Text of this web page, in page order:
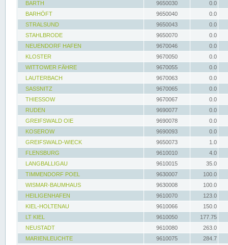
BARTH
9650030
0.0
BARHÖFT
9650040
0.0
STRALSUND
9650043
0.0
STAHLBRODE
9650070
0.0
NEUENDORF HAFEN
9670046
0.0
KLOSTER
9670050
0.0
WITTOWER FÄHRE
9670055
0.0
LAUTERBACH
9670063
0.0
SASSNITZ
9670065
0.0
THIESSOW
9670067
0.0
RUDEN
9690077
0.0
GREIFSWALD OIE
9690078
0.0
KOSEROW
9690093
0.0
GREIFSWALD-WIECK
9650073
1.0
FLENSBURG
9610010
4.0
LANGBALLIGAU
9610015
35.0
TIMMENDORF POEL
9630007
100.0
WISMAR-BAUMHAUS
9630008
100.0
HEILIGENHAFEN
9610070
123.0
KIEL-HOLTENAU
9610066
150.0
LT KIEL
9610050
177.75
NEUSTADT
9610080
263.0
MARIENLEUCHTE
9610075
284.7